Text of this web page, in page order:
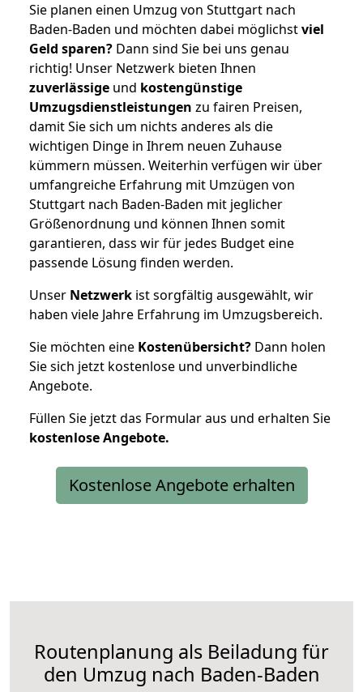
Sie planen einen Umzug von Stuttgart nach
Baden-Baden und möchten dabei möglichstviel
Geld sparen? Dann sind Sie bei uns genau
richtig! Unser Netzwerk bieten Ihnen
zuverlässige und kostengünstige
Umzugsdienstleistungen zu fairen Preisen,
damit Sie sich um nichts anderes als die
wichtigen Dinge in Ihrem neuen Zuhause
kümmern müssen. Weiterhin verfügen wir über
umfangreiche Erfahrung mit Umzügen von
Stuttgart nach Baden-Baden mit jeglicher
Größenordnung und können Ihnen somit
garantieren, dass wir für jedes Budget eine
passende Lösung finden werden.
Unser Netzwerk ist sorgfältig ausgewählt, wir
haben viele Jahre Erfahrung im Umzugsbereich.
Sie möchten eine Kostenübersicht? Dann holen
Sie sich jetzt kostenlose und unverbindliche
Angebote.
Füllen Sie jetzt das Formular aus und erhalten Sie
kostenloseAngebote.
Kostenlose Angebote erhalten
Routenplanung als Beiladung für
den Umzug nach Baden-Baden